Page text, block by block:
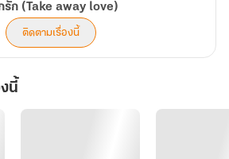
รัก (Take away love)
ติดตามเรื่องนี้
นี้